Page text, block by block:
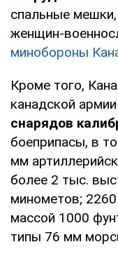
спальные
женщин-
минобороны
Кроме того,
канадской армии
снарядов
боеприпасы, в
мм
более 2 тыс.
минометов;
массой 1000
типы 76 мм